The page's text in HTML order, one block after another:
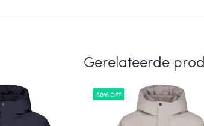
Gerelateerde
50% OFF